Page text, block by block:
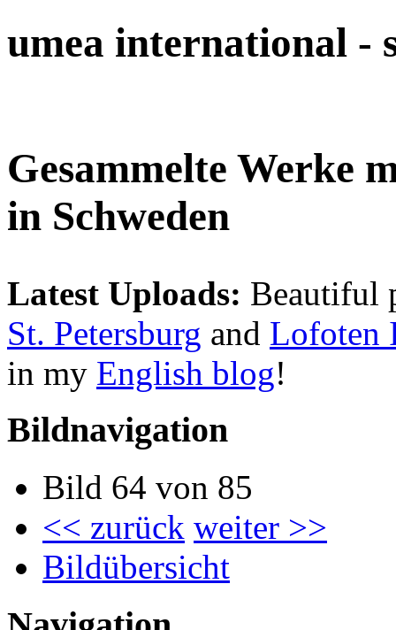
umea international -
Gesammelte Werke
in Schweden
Latest Uploads: Beautiful
St. Petersburg and Lofoten
in my English blog!
Bildnavigation
Bild 64 von 85
<< zurück weiter >>
Bildübersicht